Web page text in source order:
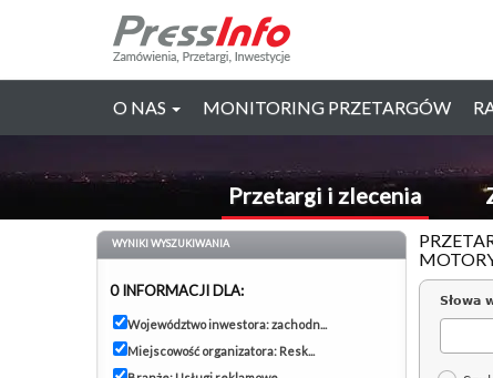
O NAS MONITORING PRZETARGÓW
Przetargi i zlecenia
Słowa
WYNIKI WYSZUKIWANIA
0 INFORMACJI DLA:
Województwo inwestora: zachodn...
Miejscowość organizatora: Resk...